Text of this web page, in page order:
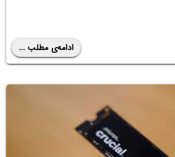
ادامه‌ی مطلب ...